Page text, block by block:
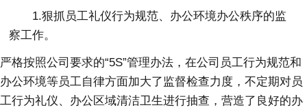
1.狠抓员工礼仪行为规范、办公环境办公秩序的监
察工作。
严格按照公司要求的“5S”管理办法，在公司员工行为规范和
办公环境等员工自律方面加大了监督检查力度，不定期对员
工行为礼仪、办公区域清洁卫生进行抽查，营造了良好的办